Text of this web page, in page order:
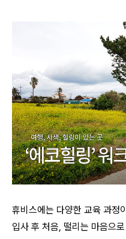
휴비스에는 다양한 교육 과정
입사 후 처음, 떨리는 마음으